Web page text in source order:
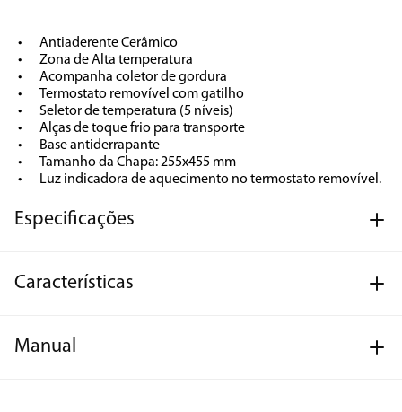
•	Antiaderente Cerâmico
•	Zona de Alta temperatura
•	Acompanha coletor de gordura
•	Termostato removível com gatilho
•	Seletor de temperatura (5 níveis)
•	Alças de toque frio para transporte
•	Base antiderrapante
•	Tamanho da Chapa: 255x455 mm
•	Luz indicadora de aquecimento no termostato removível.
Especificações
Características
Manual